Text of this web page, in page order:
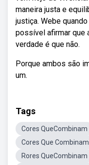
maneira justa e
justiça. Webe
possível afirmar que
verdade é que não.
Porque ambos são
um.
Tags
Cores QueCombinam
Cores Que
Rores QueCombinam